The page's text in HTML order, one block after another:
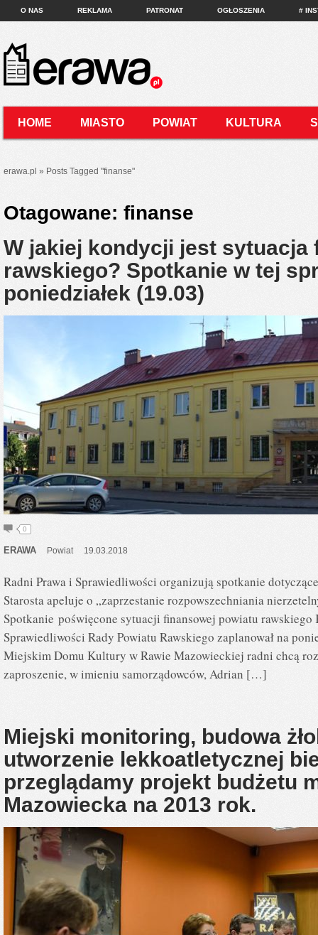
O NAS REKLAMA PATRONAT OGŁOSZENIA #
HOME MIASTO POWIAT KULTURA
erawa.pl » Posts Tagged "finanse"
Otagowane: finanse
W jakiej kondycji jest sytuacja
rawskiego? Spotkanie w tej
poniedziałek (19.03)
0
ERAWA Powiat 19.03.2018
Radni Prawa i Sprawiedliwości organizują spotkanie
Starosta apeluje o „zaprzestanie rozpowszechniania
Spotkanie poświęcone sytuacji finansowej powiatu rawskiego
Sprawiedliwości Rady Powiatu Rawskiego zaplanował na
Miejskim Domu Kultury w Rawie Mazowieckiej radni chcą
zaproszenie, w imieniu samorządowców, Adrian […]
Miejski monitoring, budowa
utworzenie lekkoatletycznej
przeglądamy projekt budżetu
Mazowiecka na 2013 rok.